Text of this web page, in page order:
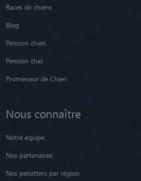
Races de chiens
Blog
Pension chien
Pension chat
Promeneur de Chien
Nous connaître
Notre équipe
Nos partenaires
Nos petsitters par région